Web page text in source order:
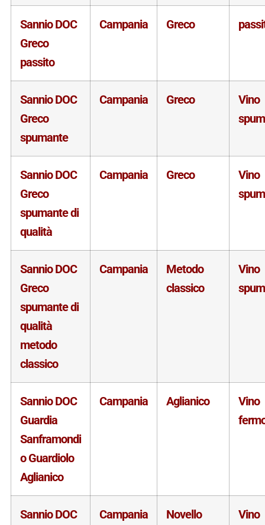
Sannio DOC
Greco
passito
Campania Greco
Sannio DOC
Greco
spumante
Campania Greco
Vino
Sannio DOC
Greco
spumante di
qualità
Campania Greco
Vino
Sannio DOC
Greco
spumante di
qualità
metodo
classico
Campania
Metodo
classico
Vino
Sannio DOC
Guardia
Sanframondi
o Guardiolo
Aglianico
Campania Aglianico
Vino
Sannio DOC
Campania Novello
Vino